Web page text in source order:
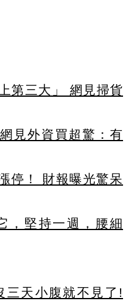
第三大」 網見掃貨
見外資買超驚：有
停！ 財報曝光驚呆
，堅持一週，腰細
天小腹就不見了!